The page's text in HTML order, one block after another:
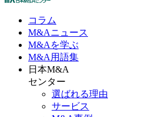
コラム
M&Aニュース
M&Aを学ぶ
M&A 用語集
日本M&A
センター
選ばれる理由
サービス